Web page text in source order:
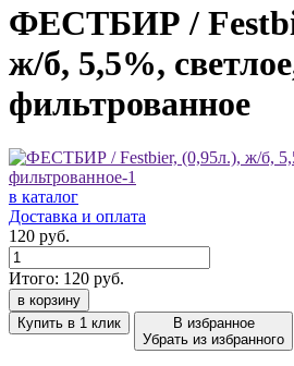
ФЕСТБИР /
ж/б, 5,5%,
фильтрованное
в каталог
Доставка и оплата
120 руб.
Итого: 120 руб.
в корзину
Купить в 1 клик
В избранное
Убрать из избранного